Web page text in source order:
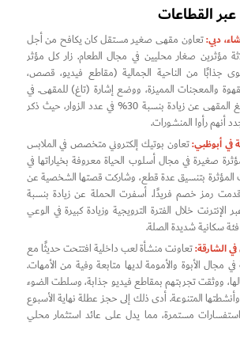
القطاعات
دبي:تعاون مقهى صغير مستقل كان يكافح من أجل
مؤثرين صغار محليين في مجال الطعام. زار كل مؤثر
جذابًا من الناحية الجمالية (مقاطع فيديو، قصص،
والمعجنات المميزة، ووضع إشارة (تاغ) للمقهى. في
غضون أسبوعين، أبلغ المقهى عن زيادة بنسبة 30% في عدد الزوار، حيث ذكر
أنهم رأوا المنشورات.
في أبوظبي:تعاون بوتيك إلكتروني متخصص في الملابس
صغيرة في مجال أسلوب الحياة معروفة بخياراتها في
المؤثرة بتنسيق عدة قطع، وشاركت قصتها الشخصية عن
وقدمت رمز خصم فريدًا. أسفرت الحملة عن زيادة بنسبة
الإنترنت خلال الفترة الترويجية وزيادة كبيرة في الوعي
فئة سكانية شديدة الصلة.
الشارقة:تعاونت منشأة لعب داخلية افتتحت حديثًا مع
مجال الأبوة والأمومة لديها متابعة وفية من الأمهات.
ووثقت تجربتهم بمقاطع فيديو جذابة، وسلطت الضوء
المتنوعة. أدى ذلك إلى حجز عطلة نهاية الأسبوع
واستفسارات مستمرة، مما يدل على عائد استثمار محلي